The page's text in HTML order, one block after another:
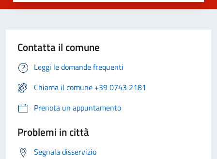
Contatta il comune
Leggi le domande frequenti
Chiama il comune +39 0743 2181
Prenota un appuntamento
Problemi in città
Segnala disservizio